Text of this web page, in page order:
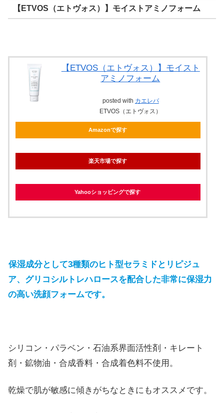
【ETVOS（エトヴォス）】モイストアミノフォーム
【ETVOS（エトヴォス）】モイスト
アミノフォーム
posted with カエレバ
ETVOS（エトヴォス）
Amazonで探す
楽天市場で探す
Yahooショッピングで探す
保湿成分として3種類のヒト型セラミドとリピジュ
ア、グリコシルトレハロースを配合した非常に保湿力
の高い洗顔フォームです。
シリコン・パラベン・石油系界面活性剤・キレート
剤・鉱物油・合成香料・合成着色料不使用。
乾燥で肌が敏感に傾きがちなときにもオススメです。